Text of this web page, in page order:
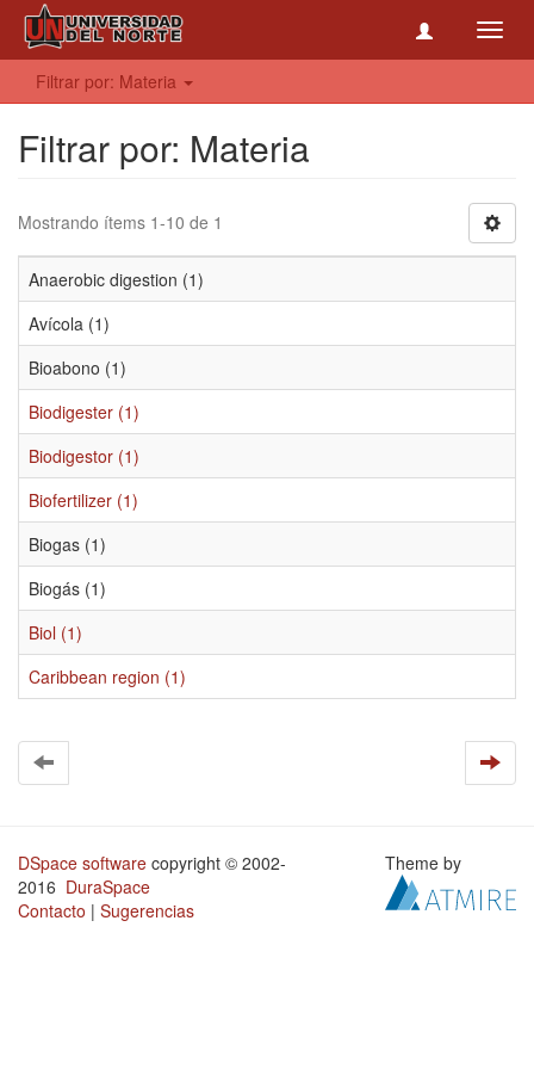
Filtrar por: Materia
Filtrar por: Materia
Mostrando ítems 1-10 de 1
Anaerobic digestion (1)
Avícola (1)
Bioabono (1)
Biodigester (1)
Biodigestor (1)
Biofertilizer (1)
Biogas (1)
Biogás (1)
Biol (1)
Caribbean region (1)
DSpace software copyright © 2002-
2016 DuraSpace
Contacto | Sugerencias
Theme by